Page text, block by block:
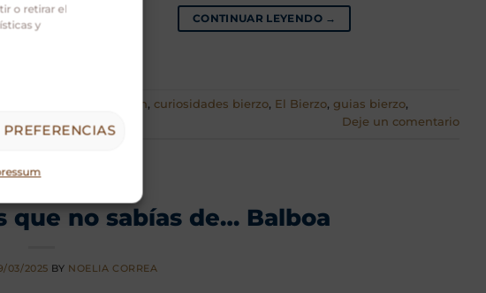
o retirar el
y
PREFERENCIAS
CONTINUAR LEYENDO →
corullon, curiosidades bierzo, El Bierzo, guias bierzo,
Deje un comentario
que no sabías de… Balboa
03/2025 BY NOELIA CORREA